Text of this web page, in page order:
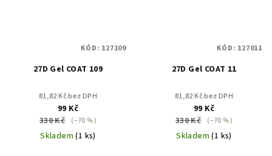
27D Gel COAT 109
81,82 Kč bez DPH
99 Kč
330 Kč
(–70 %)
Skladem(1 ks)
KÓD: 127109
27D Gel COAT 11
81,82 Kč bez DPH
99 Kč
330 Kč
(–70 %)
Skladem(1 ks)
KÓD: 127011